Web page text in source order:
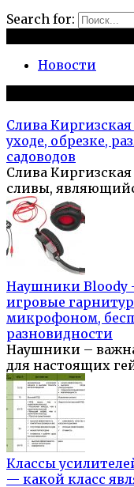
Search for:
Новости
Слива
уходе, обрезке,
садоводов
Слива
сливы,
Наушники Bloody
игровые
микрофоном,
разновидности
Наушники –
для настоящих
Классы
— какой класс